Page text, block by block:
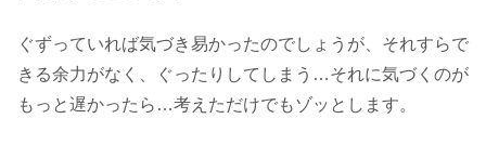
ぐずっていれば気づき易かったのでしょうが、それすらで
きる余力がなく、ぐったりしてしまう…それに気づくのが
もっと遅かったら…考えただけでもゾッとします。